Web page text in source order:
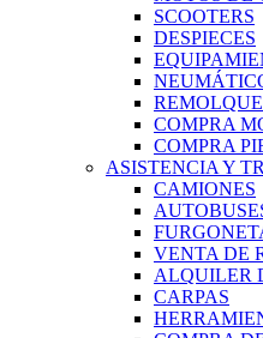
SCOOTERS
DESPIECES
COMPRA
COMPRA
ASISTENCIA Y
CAMIONES
VENTA DE
ALQUILER
CARPAS